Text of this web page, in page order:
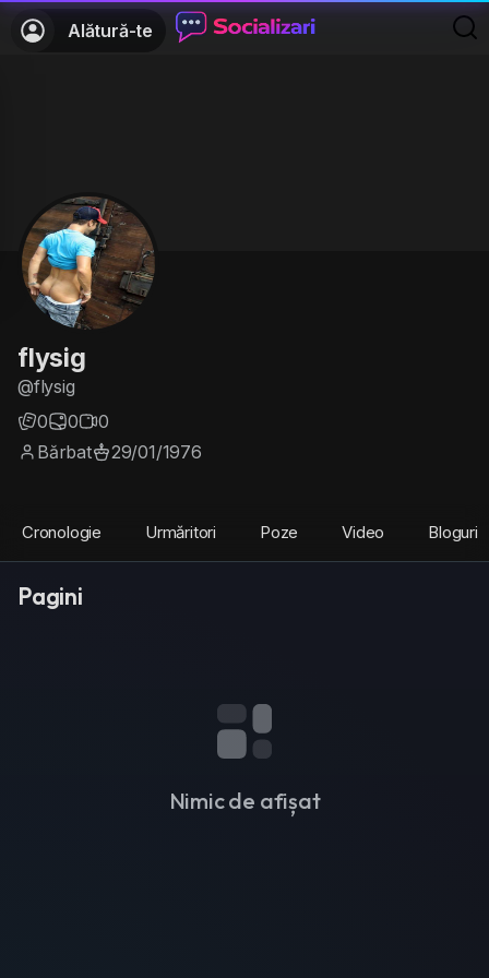
Alătură-te
flysig
@flysig
0
0
0
Bărbat
29/01/1976
Cronologie Urmăritori Poze Video Bloguri
Pagini
Nimic de afișat